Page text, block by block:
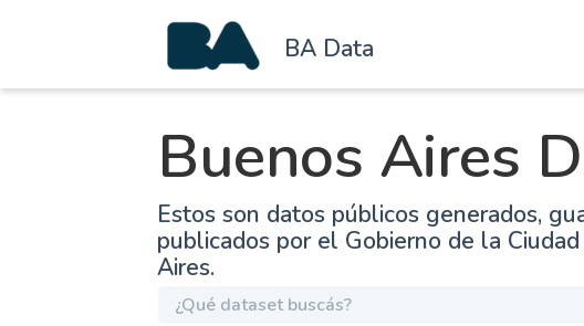
BA Data
Buenos Aires
Estos son datos públicos generados,
publicados por el Gobierno de la
Aires.